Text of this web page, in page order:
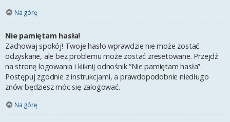
Na górę
Nie pamiętam hasła!
Zachowaj spokój! Twoje hasło wprawdzie nie może zostać
odzyskane, ale bez problemu może zostać zresetowane. Przejdź
na stronę logowania i kliknij odnośnik “Nie pamiętam hasła”.
Postępuj zgodnie z instrukcjami, a prawdopodobnie niedługo
znów będziesz móc się zalogować.
Na górę